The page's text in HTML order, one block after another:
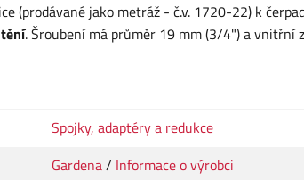
(prodávané jako metráž - č.v. 1720-22) k
. Šroubení má průměr 19 mm (3/4") a vnitřní
Spojky, adaptéry a redukce
Gardena/ Informace o výrobci